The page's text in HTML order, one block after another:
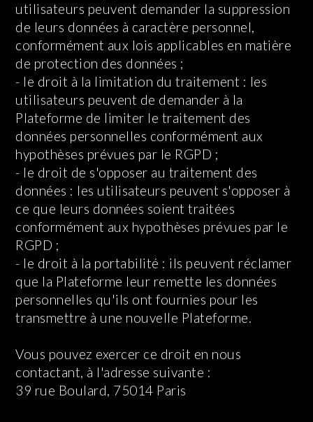
utilisateurs peuvent demander la suppression
de leurs données à caractère personnel,
conformément aux lois applicables en matière
de protection des données ;
- le droit à la limitation du traitement : les
utilisateurs peuvent de demander à la
Plateforme de limiter le traitement des
données personnelles conformément aux
hypothèses prévues par le RGPD ;
- le droit de s'opposer au traitement des
données : les utilisateurs peuvent s'opposer à
ce que leurs données soient traitées
conformément aux hypothèses prévues par le
RGPD ;
- le droit à la portabilité : ils peuvent réclamer
que la Plateforme leur remette les données
personnelles qu'ils ont fournies pour les
transmettre à une nouvelle Plateforme.
Vous pouvez exercer ce droit en nous
contactant, à l'adresse suivante :
39 rue Boulard, 75014 Paris